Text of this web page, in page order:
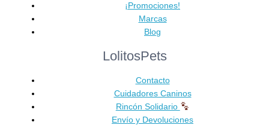
Las
opciones
se
elegir
la
página
de
producto
¡Promociones!
Marcas
Blog
LolitosPets
Contacto
Cuidadores Caninos
Rincón Solidario
Envío y Devoluciones